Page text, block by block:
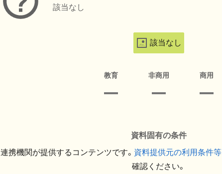
該当なし
該当なし
教育 非商用 商用
資料固有の条件
連携機関が提供するコンテンツです。 資料提供元の利用条件等
確認ください。